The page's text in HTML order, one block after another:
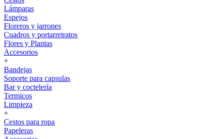
Lámparas
Espejos
Floreros y jarrones
Cuadros y portarretratos
Flores y Plantas
Accesorios
+
Bandejas
Soporte para capsulas
Bar y coctelería
Termicos
Limpieza
+
Cestos para ropa
Papeleras